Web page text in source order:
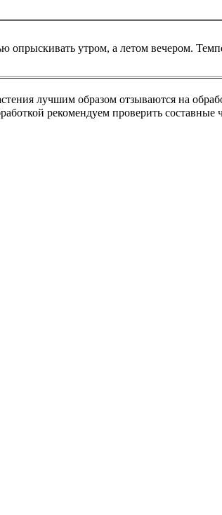
опрыскивать утром, а летом вечером.
лучшим образом отзываются на
рекомендуем проверить составные